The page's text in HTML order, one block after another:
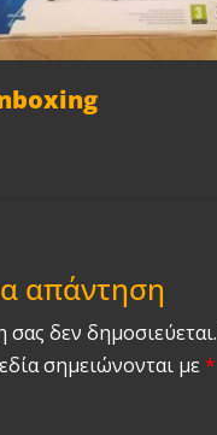
απάντηση
σας δεν δημοσιεύεται.
σημειώνονται με*